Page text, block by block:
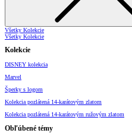
Všetky Kolekcie
Všetky Kolekcie
Kolekcie
DISNEY kolekcia
Marvel
Šperky s logom
Kolekcia pozlátená 14-karátovým zlatom
Kolekcia pozlátená 14-karátovým ružovým zlatom
Obľúbené témy